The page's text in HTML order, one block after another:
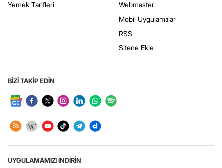
Yemek Tarifleri
Webmaster
Mobil Uygulamalar
RSS
Sitene Ekle
BİZİ TAKİP EDİN
UYGULAMAMIZI İNDİRİN